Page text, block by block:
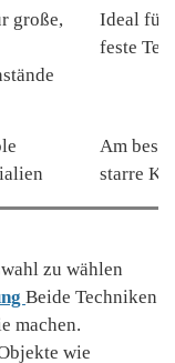
große,
Ideal für
feste
Am
starre
zu wählen
Beide Techniken
machen.
wie